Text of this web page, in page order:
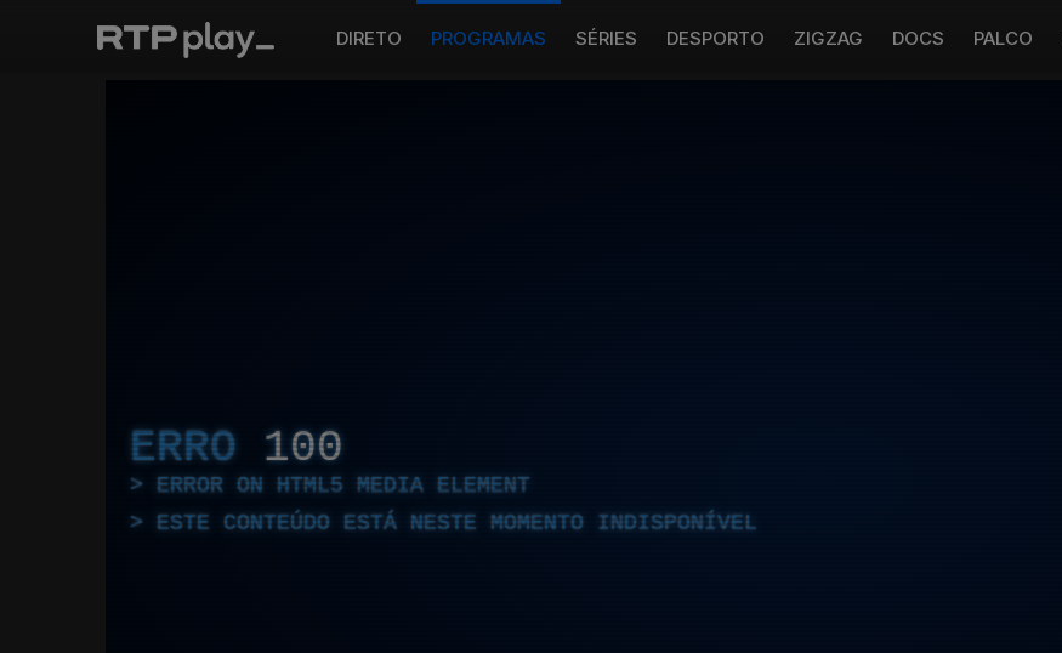
DIRETO PROGRAMAS SÉRIES DESPORTO ZIGZAG DOCS PALCO
ERRO 100
ERROR ON HTML5 MEDIA ELEMENT
ESTE CONTEÚDO ESTÁ NESTE MOMENTO INDISPONÍVEL